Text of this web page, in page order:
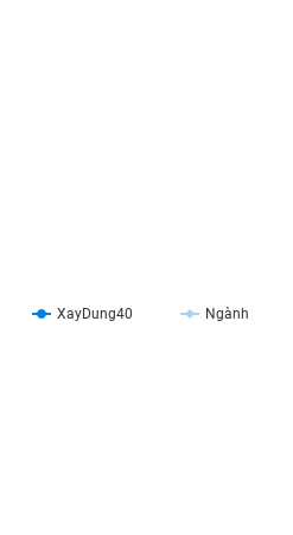
XayDung40 Ngành